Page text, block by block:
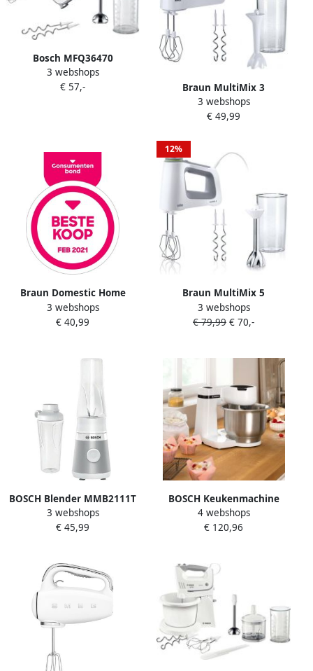
Bosch MFQ36470
Handmixer ErgoMixx Wit
Grijs | Mixers |
3 webshops
€ 57,-
Braun MultiMix 3
handmixer HM 3105 WH
Handmixer
3 webshops
€ 49,99
Braun Domestic Home
Braun Multiquick 3 MQ
3000 WH Smoothie+
3 webshops
€ 40,99
12%
Braun MultiMix 5
HM5107WH | Mixers |
Keuken&Koken
3 webshops
€ 79,99 € 70,-
BOSCH Blender MMB2111T
Mini VitaPower Serie 2
40.000 toeren min
3 webshops
€ 45,99
BOSCH Keukenmachine
Serie 2 MUMS2EW00
edelstalen kom wit
mixbesen van roestvrij
staal 4 standen
4 webshops
€ 120,96